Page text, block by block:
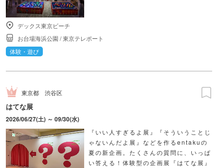
デックス東京ビーチ
お台場海浜公園 /東京テレポート
体験・遊び
東京都 渋谷区
はてな展
2026/06/27(土) ～ 09/30(水)
『いい人すぎるよ展』『そういうことじ
ゃないんだよ展』などを作るentakuの
夏の新企画。たくさんの質問に、いっぱ
い答える！体験型の企画展『はてな展』